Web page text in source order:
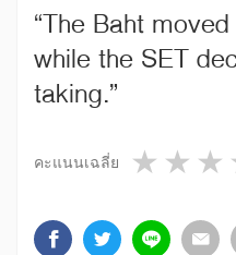
“The Baht
while the SET
taking.”
คะแนนเฉลี่ย 2
1